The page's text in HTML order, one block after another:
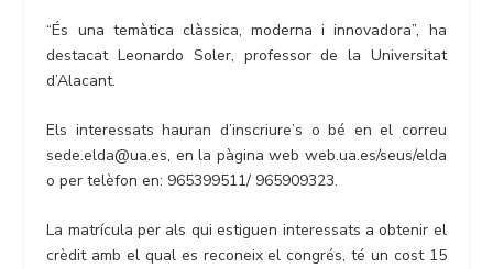
“És una temàtica clàssica, moderna i innovadora”, ha
destacat Leonardo Soler, professor de la Universitat
d’Alacant.
Els interessats hauran d’inscriure’s o bé en el correu
sede.elda@ua.es, en la pàgina web web.ua.es/seus/elda
o per telèfon en: 965399511/ 965909323.
La matrícula per als qui estiguen interessats a obtenir el
crèdit amb el qual es reconeix el congrés, té un cost 15